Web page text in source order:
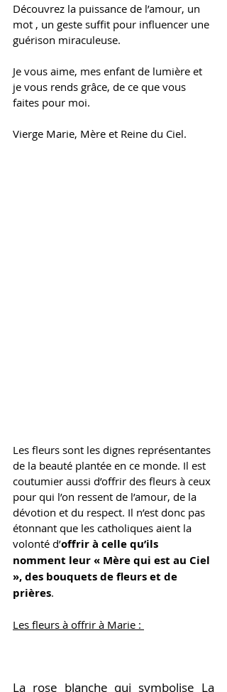
Découvrez la puissance de l’amour, un
mot , un geste suffit pour influencer une
guérison miraculeuse.
Je vous aime, mes enfant de lumière et
je vous rends grâce, de ce que vous
faites pour moi.
Vierge Marie, Mère et Reine du Ciel.
Les fleurs sont les dignes représentantes
de la beauté plantée en ce monde. Il est
coutumier aussi d’offrir des fleurs à ceux
pour qui l’on ressent de l’amour, de la
dévotion et du respect. Il n’est donc pas
étonnant que les catholiques aient la
volonté d’offrir à celle qu’ils
nomment leur « Mère qui est au Ciel
», des bouquets de fleurs et de
prières.
Les fleurs à offrir à Marie :
La rose blanche qui symbolise La